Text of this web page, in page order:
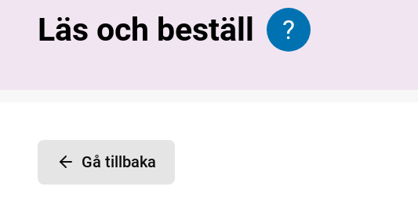
Läs och beställ ?Information om
Gå tillbaka